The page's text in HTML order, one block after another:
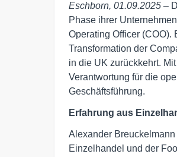
Eschborn, 01.09.2025 –
Phase ihrer
Operating Officer (COO).
Transformation der
in die UK zurückkehrt.
Verantwortung für die
Geschäftsführung.
Erfahrung aus
Alexander
Einzelhandel und der